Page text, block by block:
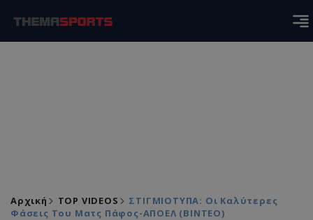
Αρχική TOP VIDEOS
ΣΤΙΓΜΙΟΤΥΠΑ: Οι Καλύτερες
Φάσεις Του Ματς Πάφος-ΑΠΟΕΛ (ΒΙΝΤΕΟ)